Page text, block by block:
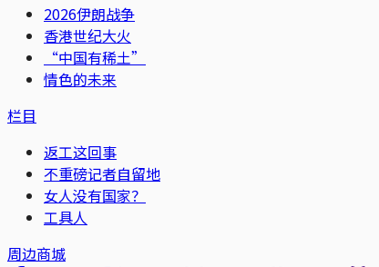
2026伊朗战争
香港世纪大火
“中国有稀土”
情色的未来
栏目
返工这回事
不重磅记者自留地
女人没有国家？
工具人
周边商城